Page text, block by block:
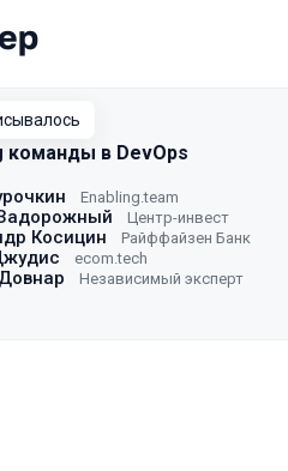
в сезоне 2024
команды в DevOps
Enabling.team
Центр-инвест
Косицин Райффайзен Банк
ecom.tech
Независимый эксперт